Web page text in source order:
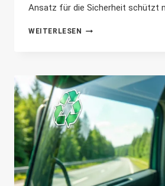
Ansatz für die Sicherheit schützt
WEITERLESEN
UNFALL
UND
BEHANDLUNG